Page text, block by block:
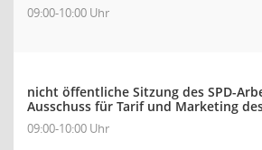
09:00-10:00 Uhr
nicht öffentliche Sitzung des SPD-
Ausschuss für Tarif und Marketing
09:00-10:00 Uhr